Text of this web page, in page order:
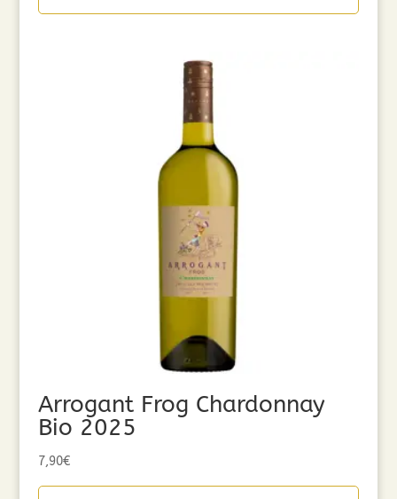
Arrogant Frog Chardonnay
Bio 2025
7,90€